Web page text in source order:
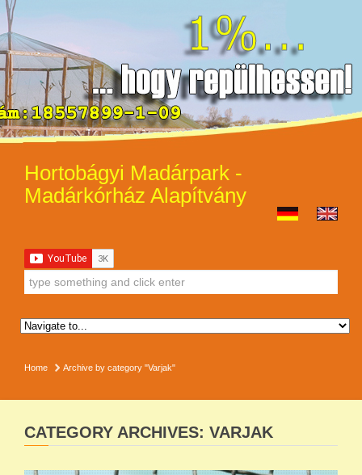
Hortobágyi Madárpark -
Madárkórház Alapítvány
Home Archive by category "Varjak"
CATEGORY ARCHIVES: VARJAK